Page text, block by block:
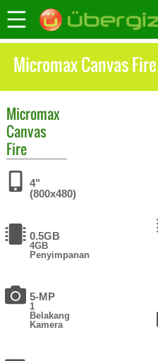
Micromax Canvas
Micromax
Canvas
Fire
4"
(800x480)
0.5GB
4GB
Penyimpanan
5-MP
1
Belakang
Kamera